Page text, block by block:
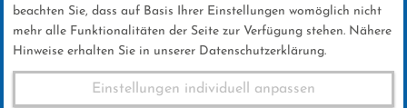
FIS Sommer Grand Prix
beachten Sie, dass auf Basis Ihrer Einstellungen womöglich nicht
mehr alle Funktionalitäten der Seite zur Verfügung stehen. Nähere
Hinweise erhalten Sie in unserer Datenschutzerklärung.
Einstellungen individuell anpassen